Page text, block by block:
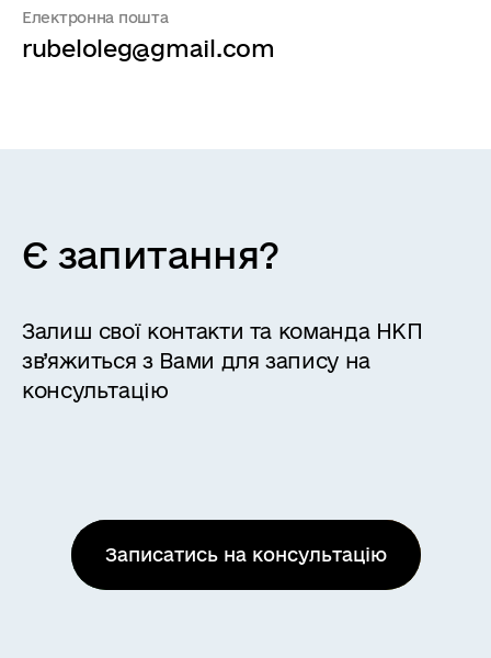
Електронна пошта
rubeloleg@gmail.com
Є запитання?
Залиш свої контакти та команда НКП
зв’яжиться з Вами для запису на
консультацію
Записатись на консультацію